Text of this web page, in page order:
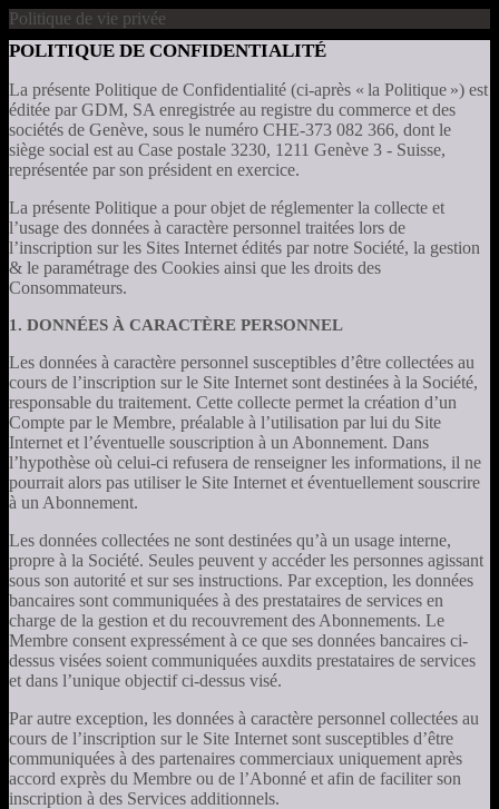
Politique de vie privée
POLITIQUE DE CONFIDENTIALITÉ
La présente Politique de Confidentialité (ci-après « la Politique ») est
éditée par GDM, SA enregistrée au registre du commerce et des
sociétés de Genève, sous le numéro CHE-373 082 366, dont le
siège social est au Case postale 3230, 1211 Genève 3 - Suisse,
représentée par son président en exercice.
La présente Politique a pour objet de réglementer la collecte et
l’usage des données à caractère personnel traitées lors de
l’inscription sur les Sites Internet édités par notre Société, la gestion
& le paramétrage des Cookies ainsi que les droits des
Consommateurs.
1. DONNÉES À CARACTÈRE PERSONNEL
Les données à caractère personnel susceptibles d’être collectées au
cours de l’inscription sur le Site Internet sont destinées à la Société,
responsable du traitement. Cette collecte permet la création d’un
Compte par le Membre, préalable à l’utilisation par lui du Site
Internet et l’éventuelle souscription à un Abonnement. Dans
l’hypothèse où celui-ci refusera de renseigner les informations, il ne
pourrait alors pas utiliser le Site Internet et éventuellement souscrire
à un Abonnement.
Les données collectées ne sont destinées qu’à un usage interne,
propre à la Société. Seules peuvent y accéder les personnes agissant
sous son autorité et sur ses instructions. Par exception, les données
bancaires sont communiquées à des prestataires de services en
charge de la gestion et du recouvrement des Abonnements. Le
Membre consent expressément à ce que ses données bancaires ci-
dessus visées soient communiquées auxdits prestataires de services
et dans l’unique objectif ci-dessus visé.
Par autre exception, les données à caractère personnel collectées au
cours de l’inscription sur le Site Internet sont susceptibles d’être
communiquées à des partenaires commerciaux uniquement après
accord exprès du Membre ou de l’Abonné et afin de faciliter son
inscription à des Services additionnels.